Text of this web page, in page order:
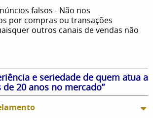
falsos - Não nos
por compras ou transações
outros canais de vendas não
e seriedade de quem atua a
de 20 anos no mercado”